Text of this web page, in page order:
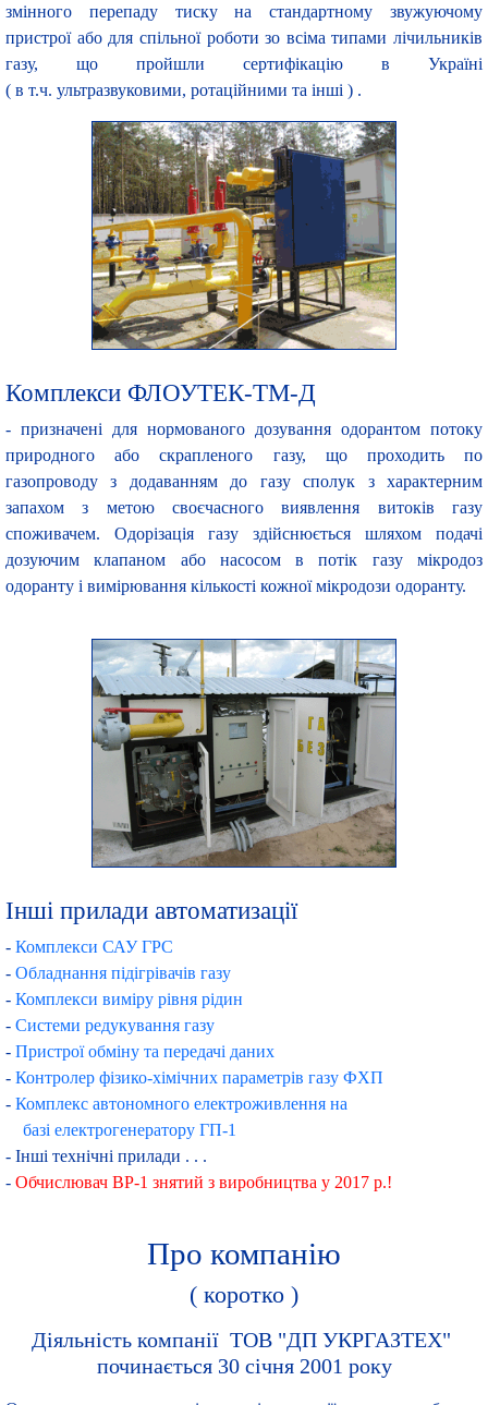
змінного перепаду тиску на стандартному звужуючому
пристрої або для спільної роботи зо всіма типами лічильників
газу, що пройшли сертифікацію в Україні
( в т.ч. ультразвуковими, ротаційними та інші ) .
Комплекси ФЛОУТЕК-ТМ-Д
- призначені для нормованого дозування одорантом потоку
природного або скрапленого газу, що проходить по
газопроводу з додаванням до газу сполук з характерним
запахом з метою своєчасного виявлення витоків газу
споживачем. Одорізація газу здійснюється шляхом подачі
дозуючим клапаном або насосом в потік газу мікродоз
одоранту і вимірювання кількості кожної мікродози одоранту.
Інші прилади автоматизації
- Комплекси САУ ГРС
- Обладнання підігрівачів газу
- Комплекси виміру рівня рідин
- Системи редукування газу
- Пристрої обміну та передачі даних
- Контролер фізико-хімічних параметрів газу ФХП
- Комплекс автономного електроживлення на
базі електрогенератору ГП-1
- Інші технічні прилади . . .
- Обчислювач ВР-1 знятий з виробництва у 2017 р.!
Про компанію
( коротко )
Діяльність компанії ТОВ "ДП УКРГАЗТЕХ"
починається 30 січня 2001 року